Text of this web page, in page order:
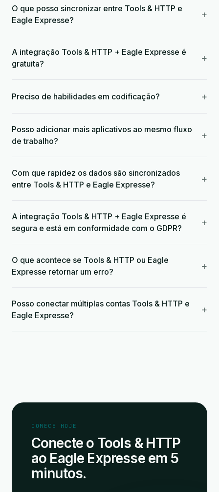
O que posso sincronizar entre Tools & HTTP e
Eagle Expresse?
+
A integração Tools & HTTP + Eagle Expresse é
gratuita?
+
Preciso de habilidades em codificação? +
Posso adicionar mais aplicativos ao mesmo fluxo
de trabalho?
+
Com que rapidez os dados são sincronizados
entre Tools & HTTP e Eagle Expresse?
+
A integração Tools & HTTP + Eagle Expresse é
segura e está em conformidade com o GDPR?
+
O que acontece se Tools & HTTP ou Eagle
Expresse retornar um erro?
+
Posso conectar múltiplas contas Tools & HTTP e
Eagle Expresse?
+
COMECE HOJE
Conecte o Tools & HTTP
ao Eagle Expresse em 5
minutos.